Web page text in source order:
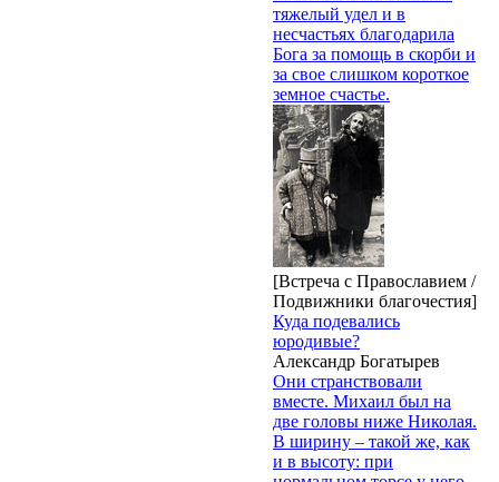
тяжелый удел и в
несчастьях благодарила
Бога за помощь в скорби и
за свое слишком короткое
земное счастье.
[Встреча с Православием /
Подвижники благочестия]
Куда подевались
юродивые?
Александр Богатырев
Они странствовали
вместе. Михаил был на
две головы ниже Николая.
В ширину – такой же, как
и в высоту: при